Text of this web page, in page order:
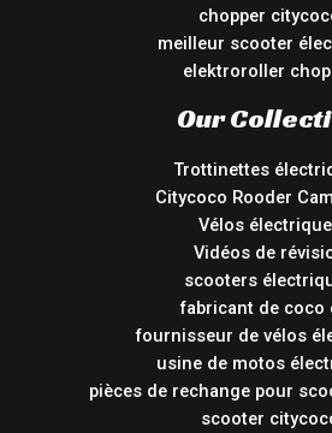
chopper
meilleur scooter
elektroroller
Our
Trottinettes
Citycoco Rooder
Vélos
Vidéos de
scooters
fabricant de coco
fournisseur de vélos
usine de motos
pièces de rechange pour
scooter